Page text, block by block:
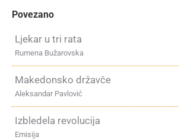
Povezano
Ljekar u tri rata
Rumena Bužarovska
Makedonsko državče
Aleksandar Pavlović
Izbledela revolucija
Emisija